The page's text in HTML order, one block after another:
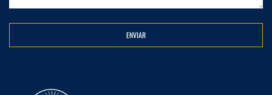
ENVIAR